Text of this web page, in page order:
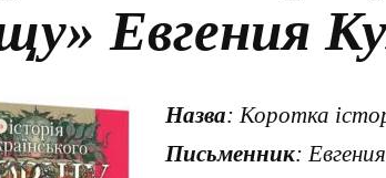
Евгения
Назва: Коротка
Письменник: